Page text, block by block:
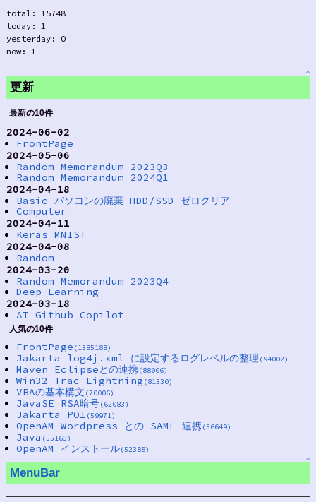
total: 15748
today: 1
yesterday: 0
now: 1
↑
更新
最新の10件
2024-06-02
FrontPage
2024-05-06
Random Memorandum 2023Q3
Random Memorandum 2024Q1
2024-04-18
Basic パソコンの廃棄 HDD/SSD ゼロクリア
Computer
2024-04-11
Keras MNIST
2024-04-08
Random
2024-03-20
Random Memorandum 2023Q4
Deep Learning
2024-03-18
AI Github Copilot
人気の10件
FrontPage (1385188)
Jakarta log4j.xml に設定するログレベルの整理 (94002)
Maven Eclipseとの連携(88006)
Win32 Trac Lightning (81330)
VBAの基本構文 (70006)
JavaSE RSA暗号(62083)
Jakarta POI (59971)
OpenAM Wordpress との SAML 連携(56649)
Java (55163)
OpenAM インストール(52388)
↑
MenuBar